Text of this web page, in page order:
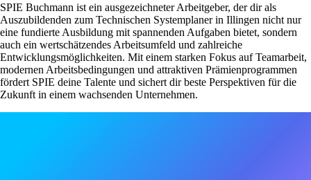
SPIE Buchmann ist ein ausgezeichneter Arbeitgeber, der dir als
Auszubildenden zum Technischen Systemplaner in Illingen nicht nur
eine fundierte Ausbildung mit spannenden Aufgaben bietet, sondern
auch ein wertschätzendes Arbeitsumfeld und zahlreiche
Entwicklungsmöglichkeiten. Mit einem starken Fokus auf Teamarbeit,
modernen Arbeitsbedingungen und attraktiven Prämienprogrammen
fördert SPIE deine Talente und sichert dir beste Perspektiven für die
Zukunft in einem wachsenden Unternehmen.